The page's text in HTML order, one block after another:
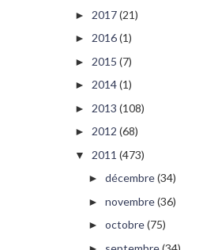
► 2017(21)
► 2016(1)
► 2015 (7)
► 2014(1)
► 2013 (108)
► 2012 (68)
▼ 2011 (473)
► décembre(34)
► novembre(36)
► octobre(75)